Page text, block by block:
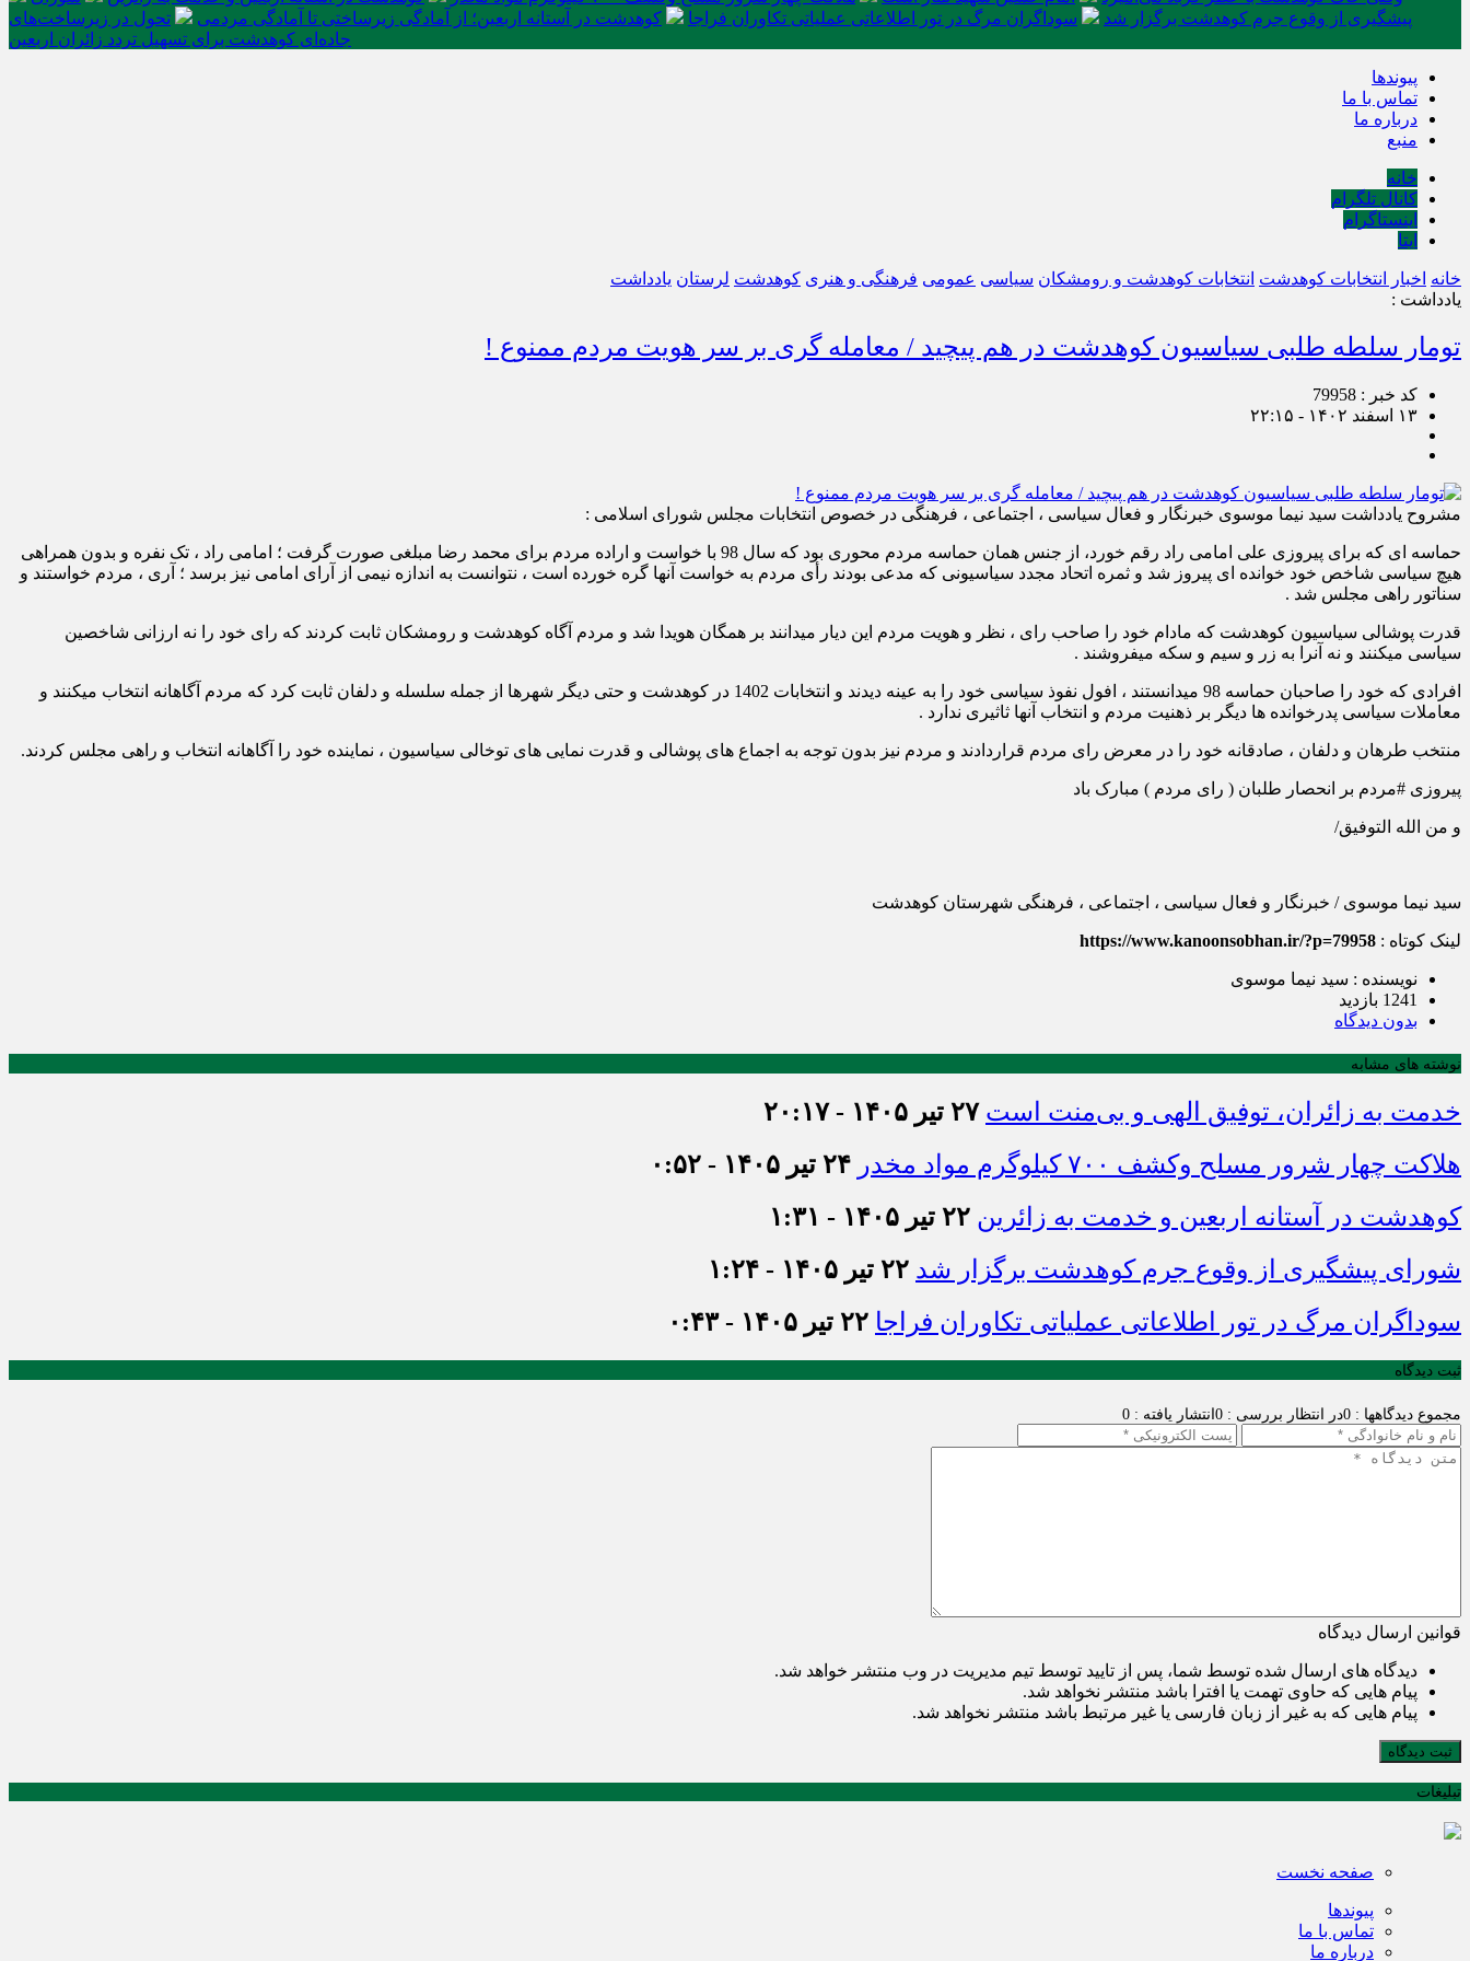
پیشگیری از وقوع جرم کوهدشت برگزار شد
سوداگران مرگ در تور اطلاعاتی عملیاتی تکاوران فراجا کوهدشت در آستانه اربعین؛ از آمادگی زیرساختی تا آمادگی مردمی
تحول در زیرساخت‌های
جاده‌ای کوهدشت برای تسهیل تردد زائران اربعین
پیوندها
تماس با ما
درباره ما
منبع
خانه
کانال تلگرام
اینستاگرام
ایتا
خانه اخبار انتخابات کوهدشت انتخابات کوهدشت و رومشکان سیاسی عمومی فرهنگی و هنری کوهدشت لرستان یادداشت
یادداشت :
تومار سلطه طلبی سیاسیون کوهدشت در هم پیچید / معامله گری بر سر هویت مردم ممنوع !
کد خبر : 79958
۱۳ اسفند ۱۴۰۲ - ۲۲:۱۵
مشروح یادداشت سید نیما موسوی خبرنگار و فعال سیاسی ، اجتماعی ، فرهنگی در خصوص انتخابات مجلس شورای اسلامی :
حماسه ای که برای پیروزی علی امامی راد رقم خورد‌، از جنس همان حماسه مردم محوری بود که سال 98 با خواست و اراده مردم برای محمد رضا مبلغی صورت گرفت ؛ امامی راد ، تک نفره و بدون همراهی
هیچ سیاسی شاخص خود خوانده ای پیروز شد و ثمره اتحاد مجدد سیاسیونی که مدعی بودند رأی مردم به خواست آنها گره خورده است ، نتوانست به اندازه نیمی از آرای امامی نیز برسد ؛ آری ، مردم خواستند و
سناتور راهی مجلس شد .
قدرت پوشالی سیاسیون کوهدشت که مادام خود را صاحب رای ، نظر و هویت مردم این دیار میدانند بر همگان هویدا شد و مردم آگاه کوهدشت و رومشکان ثابت کردند که رای خود را نه ارزانی شاخصین
سیاسی میکنند و نه آنرا به زر و سیم و سکه میفروشند .
افرادی که خود را صاحبان حماسه 98 میدانستند ، افول نفوذ سیاسی خود را به عینه دیدند و انتخابات 1402 در کوهدشت و حتی دیگر شهرها از جمله سلسله و دلفان ثابت کرد که مردم آگاهانه انتخاب میکنند و
معاملات سیاسی پدرخوانده ها دیگر بر ذهنیت مردم و انتخاب آنها ثاثیری ندارد .
منتخب طرهان و دلفان ، صادقانه خود را در معرض رای مردم قراردادند و مردم نیز بدون توجه به اجماع های پوشالی و قدرت نمایی های توخالی سیاسیون ، نماینده خود را آگاهانه انتخاب و راهی مجلس کردند.
پیروزی #مردم بر انحصار طلبان ( رای مردم ) مبارک باد
و من الله التوفیق/
سید نیما موسوی / خبرنگار و فعال سیاسی ، اجتماعی ، فرهنگی شهرستان کوهدشت
لینک کوتاه : https://www.kanoonsobhan.ir/?p=79958
نویسنده : سید نیما موسوی
1241 بازدید
بدون دیدگاه
نوشته های مشابه
خدمت به زائران، توفیق الهی و بی‌منت است ۲۷ تیر ۱۴۰۵ - ۲۰:۱۷
هلاکت چهار شرور مسلح وکشف ۷۰۰ کیلوگرم مواد مخدر
۲۴ تیر ۱۴۰۵ - ۰:۵۲
کوهدشت در آستانه اربعین و خدمت‌ به زائرین ۲۲ تیر ۱۴۰۵ - ۱:۳۱
شورای پیشگیری از وقوع جرم کوهدشت برگزار شد ۲۲ تیر ۱۴۰۵ - ۱:۲۴
سوداگران مرگ در تور اطلاعاتی عملیاتی تکاوران فراجا ۲۲ تیر ۱۴۰۵ - ۰:۴۳
ثبت دیدگاه
مجموع دیدگاهها : 0 در انتظار بررسی : 0 انتشار یافته : 0
قوانین ارسال دیدگاه
دیدگاه های ارسال شده توسط شما، پس از تایید توسط تیم مدیریت در وب منتشر خواهد شد.
پیام هایی که حاوی تهمت یا افترا باشد منتشر نخواهد شد.
پیام هایی که به غیر از زبان فارسی یا غیر مرتبط باشد منتشر نخواهد شد.
ثبت دیدگاه
تبلیغات
صفحه نخست
پیوندها
تماس با ما
درباره ما